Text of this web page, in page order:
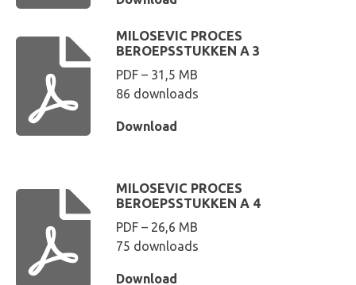
MILOSEVIC PROCES
BEROEPSSTUKKEN A 3
PDF – 31,5 MB
86 downloads
Download
MILOSEVIC PROCES
BEROEPSSTUKKEN A 4
PDF – 26,6 MB
75 downloads
Download